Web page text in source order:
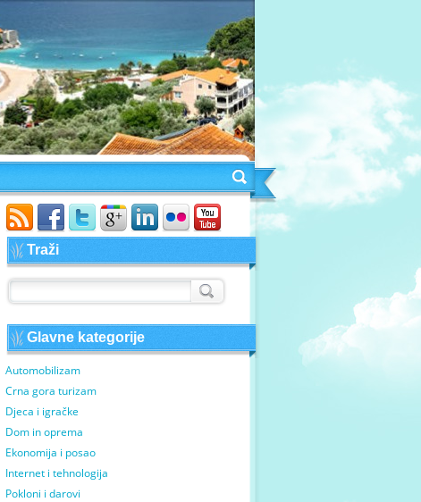
Traži
Glavne kategorije
Automobilizam
Crna gora turizam
Djeca i igračke
Dom in oprema
Ekonomija i posao
Internet i tehnologija
Pokloni i darovi